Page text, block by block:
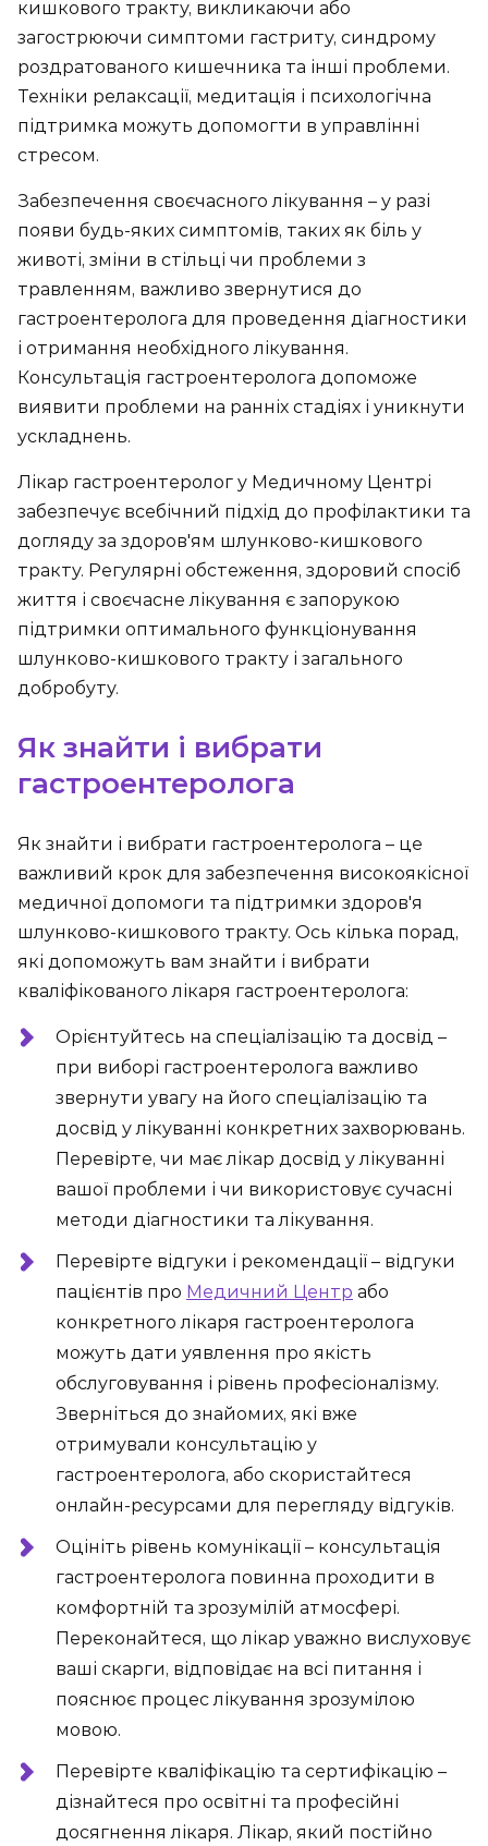
кишкового тракту, викликаючи або
загострюючи симптоми гастриту, синдрому
роздратованого кишечника та інші проблеми.
Техніки релаксації, медитація і психологічна
підтримка можуть допомогти в управлінні
стресом.
Забезпечення своєчасного лікування – у разі
появи будь-яких симптомів, таких як біль у
животі, зміни в стільці чи проблеми з
травленням, важливо звернутися до
гастроентеролога для проведення діагностики
і отримання необхідного лікування.
Консультація гастроентеролога допоможе
виявити проблеми на ранніх стадіях і уникнути
ускладнень.
Лікар гастроентеролог у Медичному Центрі
забезпечує всебічний підхід до профілактики та
догляду за здоров'ям шлунково-кишкового
тракту. Регулярні обстеження, здоровий спосіб
життя і своєчасне лікування є запорукою
підтримки оптимального функціонування
шлунково-кишкового тракту і загального
добробуту.
Як знайти і вибрати
гастроентеролога
Як знайти і вибрати гастроентеролога – це
важливий крок для забезпечення високоякісної
медичної допомоги та підтримки здоров'я
шлунково-кишкового тракту. Ось кілька порад,
які допоможуть вам знайти і вибрати
кваліфікованого лікаря гастроентеролога:
Орієнтуйтесь на спеціалізацію та досвід –
при виборі гастроентеролога важливо
звернути увагу на його спеціалізацію та
досвід у лікуванні конкретних захворювань.
Перевірте, чи має лікар досвід у лікуванні
вашої проблеми і чи використовує сучасні
методи діагностики та лікування.
Перевірте відгуки і рекомендації – відгуки
пацієнтів про Медичний Центр або
конкретного лікаря гастроентеролога
можуть дати уявлення про якість
обслуговування і рівень професіоналізму.
Зверніться до знайомих, які вже
отримували консультацію у
гастроентеролога, або скористайтеся
онлайн-ресурсами для перегляду відгуків.
Оцініть рівень комунікації – консультація
гастроентеролога повинна проходити в
комфортній та зрозумілій атмосфері.
Переконайтеся, що лікар уважно вислуховує
ваші скарги, відповідає на всі питання і
пояснює процес лікування зрозумілою
мовою.
Перевірте кваліфікацію та сертифікацію –
дізнайтеся про освітні та професійні
досягнення лікаря. Лікар, який постійно